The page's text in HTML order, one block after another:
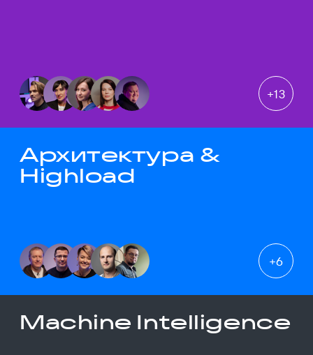
+13
Архитектура &
Highload
+6
Machine Intelligence